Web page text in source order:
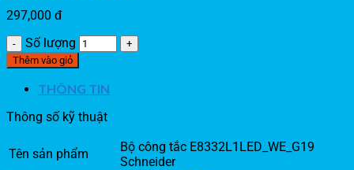
297,000 đ
Số lượng
Thêm vào giỏ
THÔNG TIN
Thông số kỹ thuật
Tên sản phẩm
Bộ công tắc E8332L1LED_WE_G19
Schneider